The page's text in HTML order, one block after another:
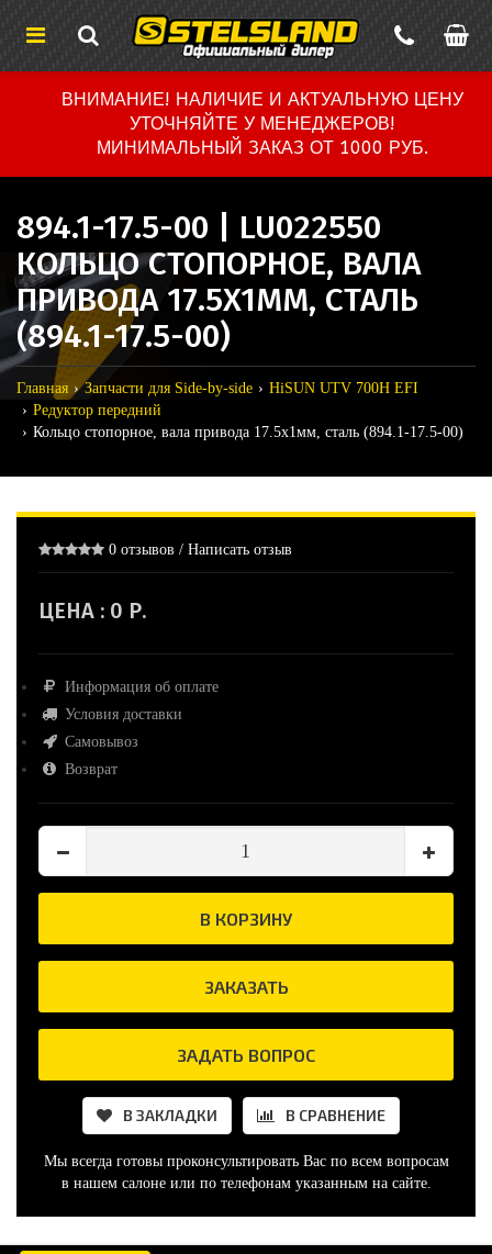
ВНИМАНИЕ! НАЛИЧИЕ И АКТУАЛЬНУЮ ЦЕНУ
УТОЧНЯЙТЕ У МЕНЕДЖЕРОВ!
МИНИМАЛЬНЫЙ ЗАКАЗ ОТ 1000 РУБ.
894.1-17.5-00 | LU022550
КОЛЬЦО СТОПОРНОЕ, ВАЛА
ПРИВОДА 17.5X1ММ, СТАЛЬ
(894.1-17.5-00)
Главная Запчасти для Side-by-side
HiSUN UTV 700H EFI
Редуктор передний
Кольцо стопорное, вала привода 17.5x1мм, сталь (894.1-17.5-00)
0 отзывов / Написать отзыв
ЦЕНА : 0 Р.
Информация об оплате
Условия доставки
Самовывоз
Возврат
В КОРЗИНУ
ЗАКАЗАТЬ
ЗАДАТЬ ВОПРОС
В ЗАКЛАДКИ В СРАВНЕНИЕ
Мы всегда готовы проконсультировать Вас по всем вопросам
в нашем салоне или по телефонам указанным на сайте.